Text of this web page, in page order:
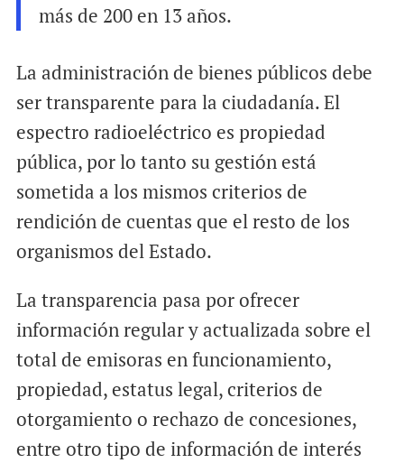
más de 200 en 13 años.
La administración de bienes públicos debe
ser transparente para la ciudadanía. El
espectro radioeléctrico es propiedad
pública, por lo tanto su gestión está
sometida a los mismos criterios de
rendición de cuentas que el resto de los
organismos del Estado.
La transparencia pasa por ofrecer
información regular y actualizada sobre el
total de emisoras en funcionamiento,
propiedad, estatus legal, criterios de
otorgamiento o rechazo de concesiones,
entre otro tipo de información de interés